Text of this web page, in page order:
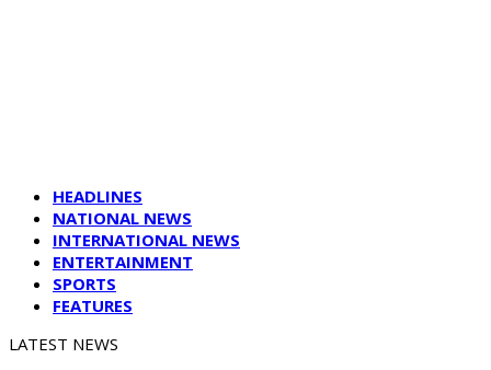
HEADLINES
NATIONAL NEWS
INTERNATIONAL NEWS
ENTERTAINMENT
SPORTS
FEATURES
LATEST NEWS